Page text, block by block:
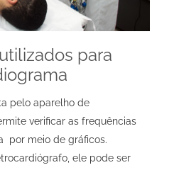
para
pelo aparelho de
verificar as frequências
por meio de gráficos.
ele pode ser